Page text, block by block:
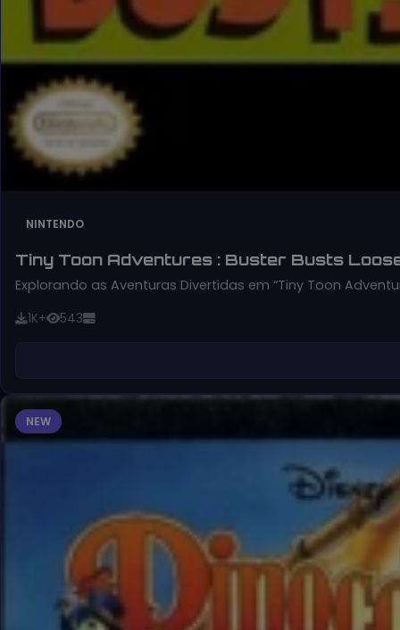
NINTENDO
Tiny Toon Adventures : Buster Busts
Explorando as Aventuras Divertidas em “Tiny Toon
1K+ 543
NEW